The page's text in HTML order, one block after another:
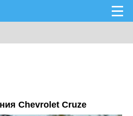
Chevrolet Cruze